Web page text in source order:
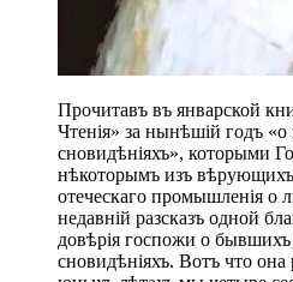
Прочитавъ въ январской
Чтенія» за нынѣшій годъ
сновидѣніяхъ», которыми
нѣкоторымъ изъ вѣрующихъ
отеческаго промышленія о
недавній разсказъ одной
довѣрія госпожи о
сновидѣніяхъ. Вотъ что